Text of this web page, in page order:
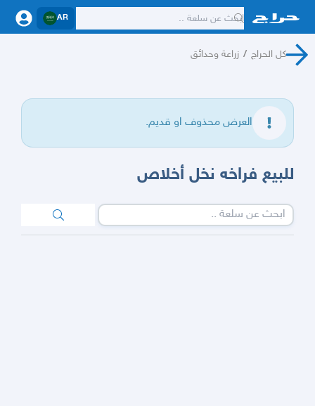
AR
كل الحراج / زراعة وحدائق
العرض محذوف او قديم.
للبيع فراخه نخل أخلاص